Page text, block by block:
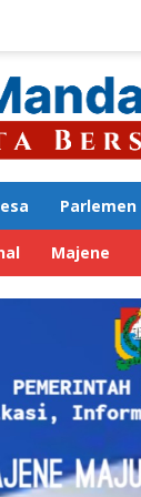
Parlemen
Majene